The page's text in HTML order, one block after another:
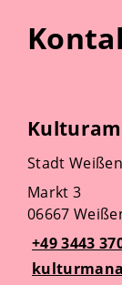
Stadt
Markt 3
06667
+49 3443